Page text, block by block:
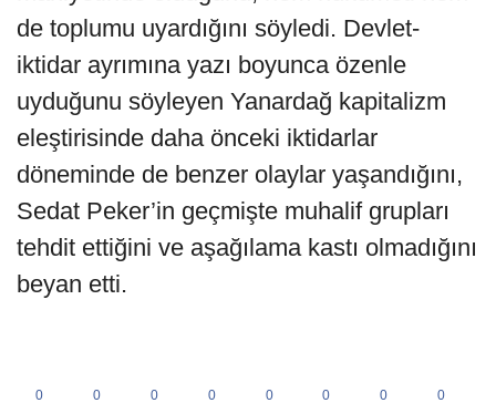
de toplumu uyardığını söyledi. Devlet-
iktidar ayrımına yazı boyunca özenle
uyduğunu söyleyen Yanardağ kapitalizm
eleştirisinde daha önceki iktidarlar
döneminde de benzer olaylar yaşandığını,
Sedat Peker’in geçmişte muhalif grupları
tehdit ettiğini ve aşağılama kastı olmadığını
beyan etti.